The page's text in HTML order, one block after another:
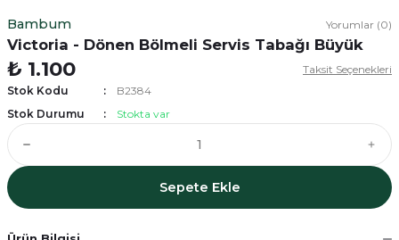
Bambum Yorumlar (0)
Victoria - Dönen Bölmeli Servis Tabağı Büyük
₺ 1.100
Taksit Seçenekleri
Stok Kodu
B2384
Stok Durumu
Stokta var
Sepete Ekle